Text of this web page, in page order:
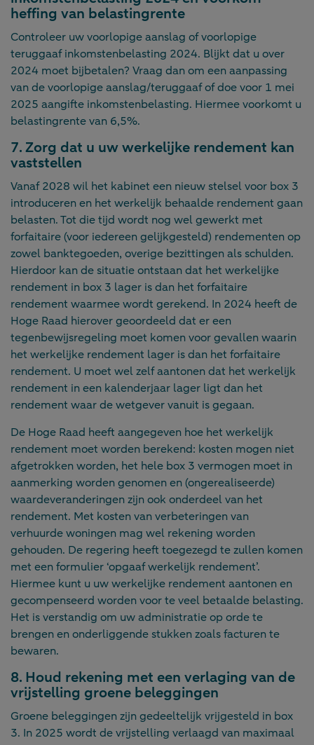
heffing van belastingrente
Controleer uw voorlopige aanslag of voorlopige
teruggaaf inkomstenbelasting 2024. Blijkt dat u over
2024 moet bijbetalen? Vraag dan om een aanpassing
van de voorlopige aanslag/teruggaaf of doe voor 1 mei
2025 aangifte inkomstenbelasting. Hiermee voorkomt u
belastingrente van 6,5%.
7. Zorg dat u uw werkelijke rendement kan
vaststellen
Vanaf 2028 wil het kabinet een nieuw stelsel voor box 3
introduceren en het werkelijk behaalde rendement gaan
belasten. Tot die tijd wordt nog wel gewerkt met
forfaitaire (voor iedereen gelijkgesteld) rendementen op
zowel banktegoeden, overige bezittingen als schulden.
Hierdoor kan de situatie ontstaan dat het werkelijke
rendement in box 3 lager is dan het forfaitaire
rendement waarmee wordt gerekend. In 2024 heeft de
Hoge Raad hierover geoordeeld dat er een
tegenbewijsregeling moet komen voor gevallen waarin
het werkelijke rendement lager is dan het forfaitaire
rendement. U moet wel zelf aantonen dat het werkelijk
rendement in een kalenderjaar lager ligt dan het
rendement waar de wetgever vanuit is gegaan.
De Hoge Raad heeft aangegeven hoe het werkelijk
rendement moet worden berekend: kosten mogen niet
afgetrokken worden, het hele box 3 vermogen moet in
aanmerking worden genomen en (ongerealiseerde)
waardeveranderingen zijn ook onderdeel van het
rendement. Met kosten van verbeteringen van
verhuurde woningen mag wel rekening worden
gehouden. De regering heeft toegezegd te zullen komen
met een formulier ‘opgaaf werkelijk rendement’.
Hiermee kunt u uw werkelijke rendement aantonen en
gecompenseerd worden voor te veel betaalde belasting.
Het is verstandig om uw administratie op orde te
brengen en onderliggende stukken zoals facturen te
bewaren.
8. Houd rekening met een verlaging van de
vrijstelling groene beleggingen
Groene beleggingen zijn gedeeltelijk vrijgesteld in box
3. In 2025 wordt de vrijstelling verlaagd van maximaal